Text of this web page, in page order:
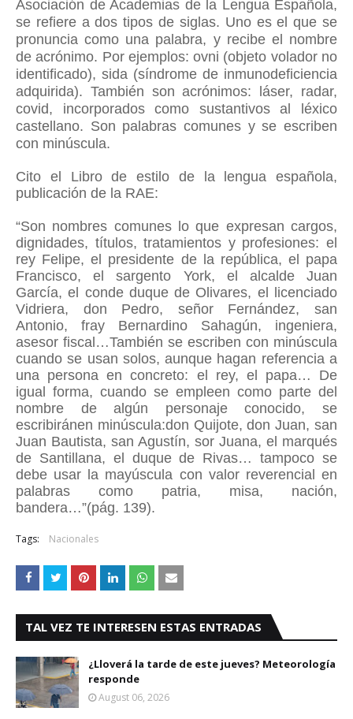
Asociación de Academias de la Lengua Española,
se refiere a dos tipos de siglas. Uno es el que se
pronuncia como una palabra, y recibe el nombre
de acrónimo. Por ejemplos: ovni (objeto volador no
identificado), sida (síndrome de inmunodeficiencia
adquirida). También son acrónimos: láser, radar,
covid, incorporados como sustantivos al léxico
castellano. Son palabras comunes y se escriben
con minúscula.
Cito el Libro de estilo de la lengua española,
publicación de la RAE:
“Son nombres comunes lo que expresan cargos,
dignidades, títulos, tratamientos y profesiones: el
rey Felipe, el presidente de la república, el papa
Francisco, el sargento York, el alcalde Juan
García, el conde duque de Olivares, el licenciado
Vidriera, don Pedro, señor Fernández, san
Antonio, fray Bernardino Sahagún, ingeniera,
asesor fiscal…También se escriben con minúscula
cuando se usan solos, aunque hagan referencia a
una persona en concreto: el rey, el papa… De
igual forma, cuando se empleen como parte del
nombre de algún personaje conocido, se
escribiránen minúscula:don Quijote, don Juan, san
Juan Bautista, san Agustín, sor Juana, el marqués
de Santillana, el duque de Rivas… tampoco se
debe usar la mayúscula con valor reverencial en
palabras como patria, misa, nación,
bandera…”(pág. 139).
Tags: Nacionales
TAL VEZ TE INTERESEN ESTAS ENTRADAS
¿Lloverá la tarde de este jueves? Meteorología
responde
August 06, 2026